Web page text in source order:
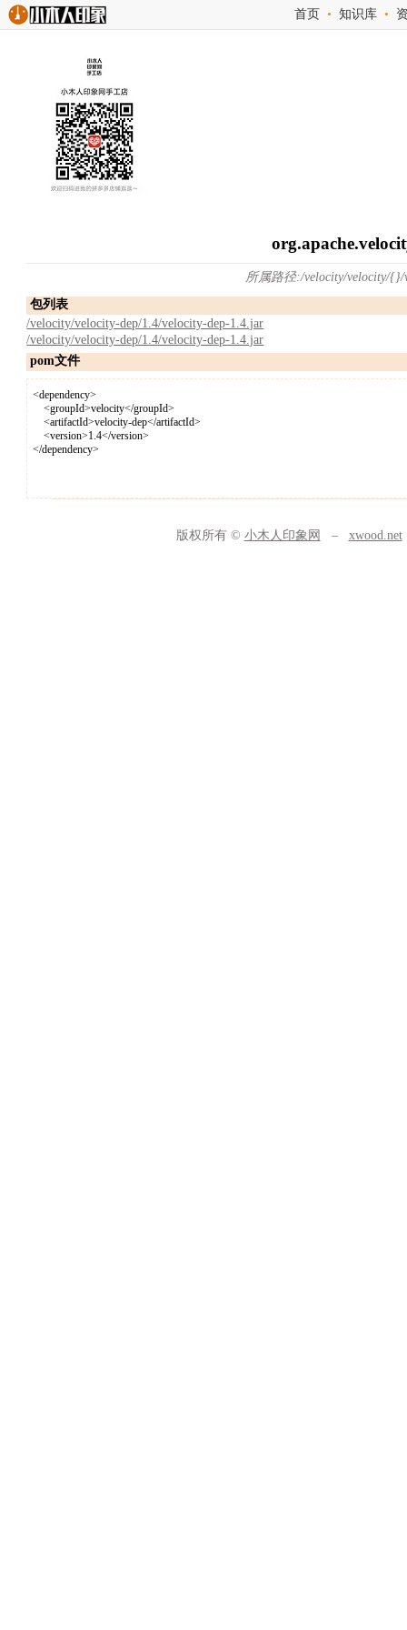
首页 •知识库 •
所属路径:/velocity/velocity/
包列表
/velocity/velocity-dep/1.4/velocity-dep-1.4.jar
/velocity/velocity-dep/1.4/velocity-dep-1.4.jar
pom文件
<dependency>
<groupId>velocity</groupId>
<artifactId>velocity-dep</artifactId>
<version>1.4</version>
</dependency>
版权所有 © 小木人印象网 – xwood.net